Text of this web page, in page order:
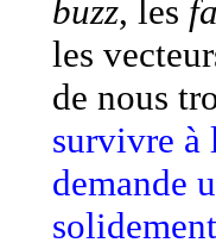
buzz, les
les
de nous
survivre à
demande